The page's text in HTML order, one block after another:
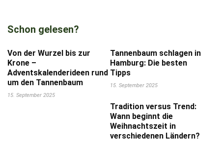
Schon gelesen?
Von der Wurzel bis zur
Krone –
Adventskalenderideen rund
um den Tannenbaum
15. September 2025
Tannenbaum schlagen in
Hamburg: Die besten
Tipps
15. September 2025
Tradition versus Trend:
Wann beginnt die
Weihnachtszeit in
verschiedenen Ländern?